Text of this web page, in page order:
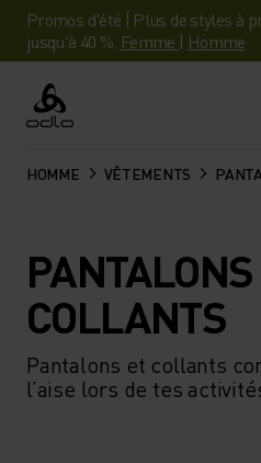
Promos d'été | Plus de styles à
jusqu'à 40 %. Femme | Homme
Odlo
HOMME VÊTEMENTS
COLLANTS
Pantalons et collants
l’aise lors de tes